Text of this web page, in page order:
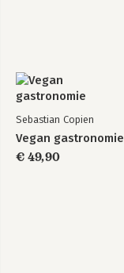
Sebastian Copien
Vegan gastronomie
€ 49,90